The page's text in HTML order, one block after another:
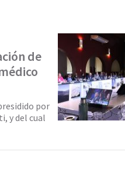
de
por
y del cual